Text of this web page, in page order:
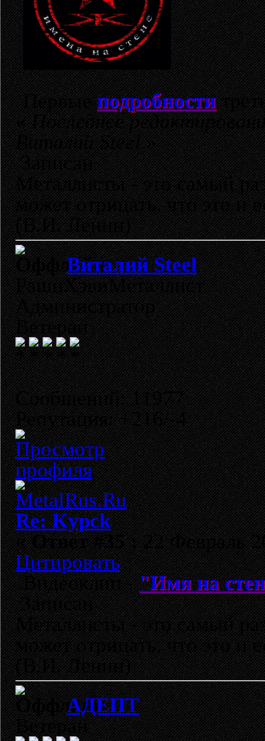
Первыеподробности
«Последнее
Виталий Steel»
Записан
Металлисты - это самый
может отрицать, что это и
(В.И. Ленин)
Виталий Steel
РашнХэвиМеталлист
Администратор
Ветеран
Сообщений: 11977
Репутация: +216/-4
Re: Kypck
«Ответ #35 :22 Февраль
Цитировать
Видеоклип -"Имя на
Записан
Металлисты - это самый
может отрицать, что это и
(В.И. Ленин)
АДЕПТ
Ветеран